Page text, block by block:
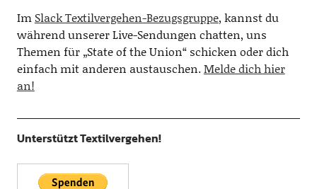
Im Slack Textilvergehen-Bezugsgruppe, kannst du
während unserer Live-Sendungen chatten, uns
Themen für „State of the Union“ schicken oder dich
einfach mit anderen austauschen.Melde dich hier
an!
Unterstützt Textilvergehen!